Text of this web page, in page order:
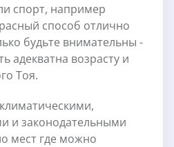
спорт, например
способ отлично
будьте внимательны -
адекватна возрасту и
Тоя.
и законодательными
мест где можно